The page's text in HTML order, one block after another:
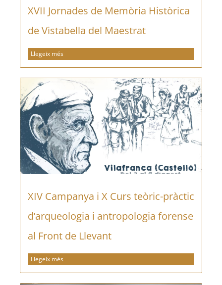
XVII Jornades de Memòria Històrica
de Vistabella del Maestrat
Llegeix més
XIV Campanya i X Curs teòric-pràctic
d’arqueologia i antropologia forense
al Front de Llevant
Llegeix més